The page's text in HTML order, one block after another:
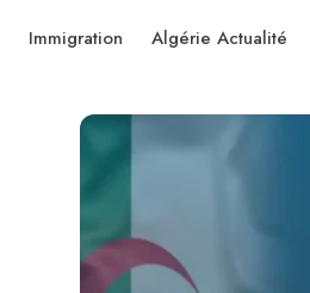
Immigration Algérie Actualité